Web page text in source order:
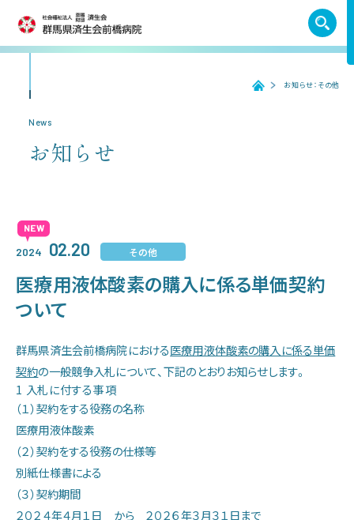
受診のご案内
当院の特色
診療部門のご案内
看護部のご案内
ホーム お知らせ：その他
News
お知らせ
2024 02.20 その他
医療用液体酸素の購入に係る単価契約
ついて
群馬県済生会前橋病院における医療用液体酸素の購入に係る単価
契約の一般競争入札について、下記のとおりお知らせします。
1 入札に付する事項
（１）契約をする役務の名称
医療用液体酸素
（２）契約をする役務の仕様等
別紙仕様書による
（３）契約期間
２０２４年４月１日 から ２０２６年３月３１日まで